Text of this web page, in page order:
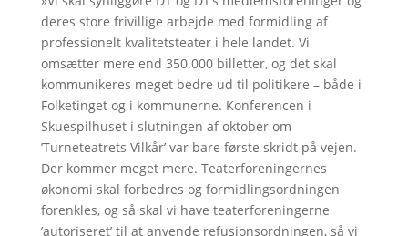
deres store frivillige arbejde med formidling af
professionelt kvalitetsteater i hele landet. Vi
omsætter mere end 350.000 billetter, og det skal
kommunikeres meget bedre ud til politikere – både i
Folketinget og i kommunerne. Konferencen i
Skuespilhuset i slutningen af oktober om
’Turneteatrets Vilkår’ var bare første skridt på vejen.
Der kommer meget mere. Teaterforeningernes
økonomi skal forbedres og formidlingsordningen
forenkles, og så skal vi have teaterforeningerne
’autoriseret’ til at anvende refusionsordningen, så vi